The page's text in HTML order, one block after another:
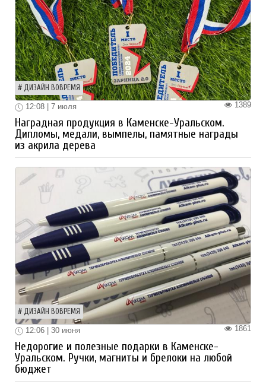
ДИЗАЙН ВОВРЕМЯ
1389
12:08 | 7 июля
Наградная продукция в Каменске-Уральском.
Дипломы, медали, вымпелы, памятные награды
из акрила дерева
ДИЗАЙН ВОВРЕМЯ
1861
12:06 | 30 июня
Недорогие и полезные подарки в Каменске-
Уральском. Ручки, магниты и брелоки на любой
бюджет